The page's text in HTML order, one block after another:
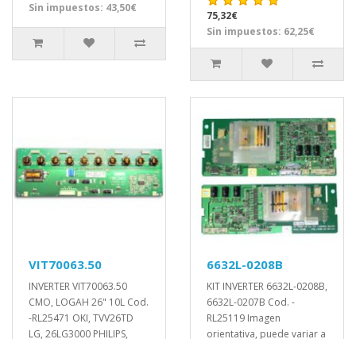
Sin impuestos: 43,50€
75,32€
Sin impuestos: 62,25€
VIT70063.50
INVERTER VIT70063.50
CMO, LOGAH 26" 10L Cod.
-RL25471 OKI, TVV26TD
LG, 26LG3000 PHILIPS,
6632L-0208B
KIT INVERTER 6632L-0208B,
6632L-0207B Cod. -
RL25119 Imagen
orientativa, puede variar a